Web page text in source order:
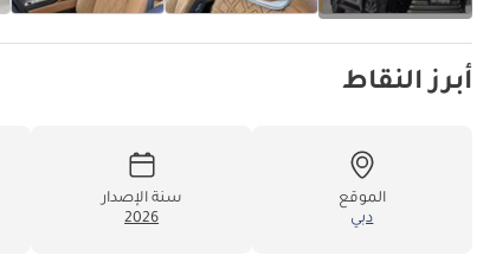
أبرز النقاط
الموقع
دبي
سنة الإصدار
2026